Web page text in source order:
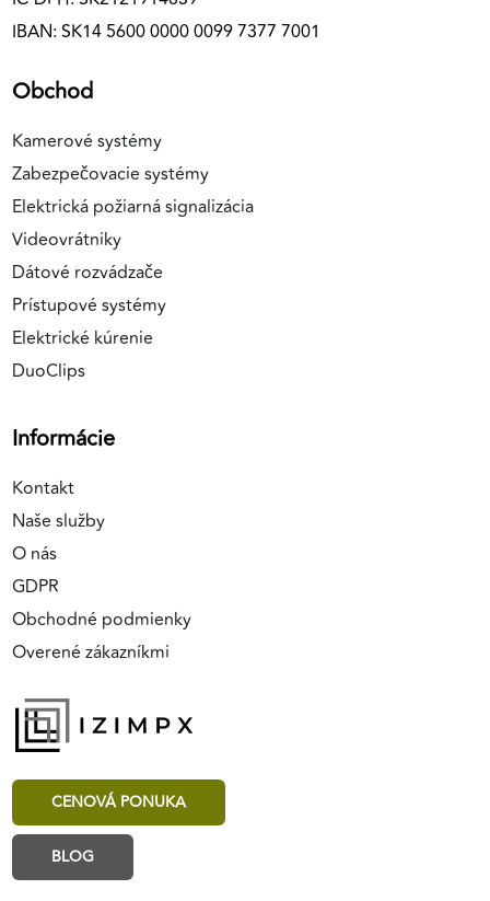
IBAN: SK14 5600 0000 0099 7377 7001
Obchod
Kamerové systémy
Zabezpečovacie systémy
Elektrická požiarná signalizácia
Videovrátniky
Dátové rozvádzače
Prístupové systémy
Elektrické kúrenie
DuoClips
Informácie
Kontakt
Naše služby
O nás
GDPR
Obchodné podmienky
Overené zákazníkmi
CENOVÁ PONUKA
BLOG